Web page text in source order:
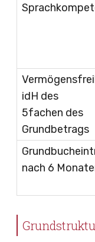
idH des
5fachen des
Grundbetrags
nach 6